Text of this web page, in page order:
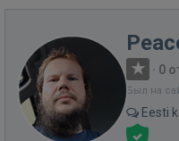
· 0
Был на
Eesti